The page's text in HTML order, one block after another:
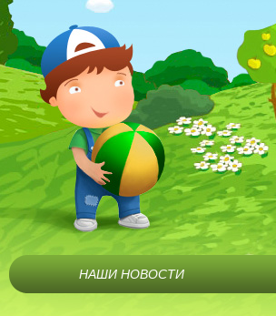
НАШИ НОВОСТИ